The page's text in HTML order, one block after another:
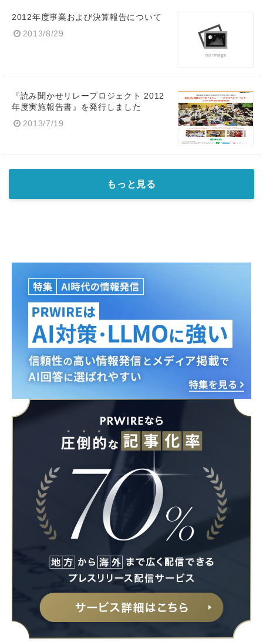
2012年度事業および決算報告について
2013/8/29
『読み聞かせリレープロジェクト 2012
年度実施報告書』を発行しました
2013/7/19
もっと見る